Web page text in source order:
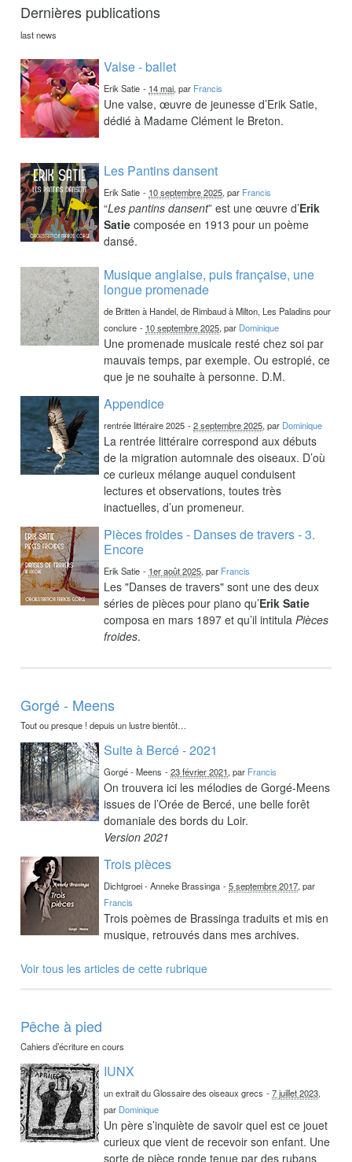
Dernières publications
last news
Valse - ballet
Erik Satie - 14 mai, par Francis
Une valse, œuvre de jeunesse d’Erik Satie,
dédié à Madame Clément le Breton.
Les Pantins dansent
Erik Satie - 10 septembre 2025, par Francis
“Les pantins dansent” est une œuvre d’Erik
Satie composée en 1913 pour un poème
dansé.
Musique anglaise, puis française, une
longue promenade
de Britten à Handel, de Rimbaud à Milton, Les Paladins pour
conclure - 10 septembre 2025, par Dominique
Une promenade musicale resté chez soi par
mauvais temps, par exemple. Ou estropié, ce
que je ne souhaite à personne. D.M.
Appendice
rentrée littéraire 2025 -2 septembre 2025, par Dominique
La rentrée littéraire correspond aux débuts
de la migration automnale des oiseaux. D’où
ce curieux mélange auquel conduisent
lectures et observations, toutes très
inactuelles, d’un promeneur.
Pièces froides - Danses de travers - 3.
Encore
Erik Satie - 1er août 2025, par Francis
Les "Danses de travers" sont une des deux
séries de pièces pour piano qu’Erik Satie
composa en mars 1897 et qu’il intitulaPièces
froides.
Gorgé - Meens
Tout ou presque ! depuis un lustre bientôt…
Suite à Bercé - 2021
Gorgé - Meens -23 février 2021, par Francis
On trouvera ici les mélodies de Gorgé-Meens
issues de l’Orée de Bercé, une belle forêt
domaniale des bords du Loir.
Version 2021
Trois pièces
Dichtgroei - Anneke Brassinga -5 septembre 2017, par
Francis
Trois poèmes de Brassinga traduits et mis en
musique, retrouvés dans mes archives.
Voir tous les articles de cette rubrique
Pêche à pied
Cahiers d’écriture en cours
IUNX
un extrait du Glossaire des oiseaux grecs -7 juillet 2023,
par Dominique
Un père s’inquiète de savoir quel est ce jouet
curieux que vient de recevoir son enfant. Une
sorte de pièce ronde tenue par des rubans